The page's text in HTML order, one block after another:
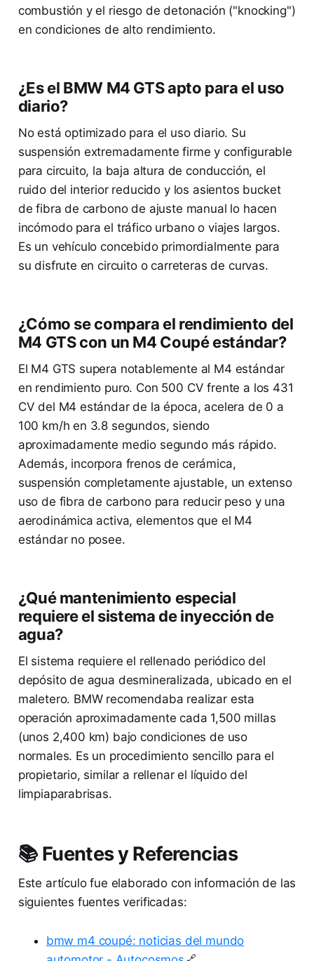
combustión y el riesgo de detonación ("knocking")
en condiciones de alto rendimiento.
¿Es el BMW M4 GTS apto para el uso
diario?
No está optimizado para el uso diario. Su
suspensión extremadamente firme y configurable
para circuito, la baja altura de conducción, el
ruido del interior reducido y los asientos bucket
de fibra de carbono de ajuste manual lo hacen
incómodo para el tráfico urbano o viajes largos.
Es un vehículo concebido primordialmente para
su disfrute en circuito o carreteras de curvas.
¿Cómo se compara el rendimiento del
M4 GTS con un M4 Coupé estándar?
El M4 GTS supera notablemente al M4 estándar
en rendimiento puro. Con 500 CV frente a los 431
CV del M4 estándar de la época, acelera de 0 a
100 km/h en 3.8 segundos, siendo
aproximadamente medio segundo más rápido.
Además, incorpora frenos de cerámica,
suspensión completamente ajustable, un extenso
uso de fibra de carbono para reducir peso y una
aerodinámica activa, elementos que el M4
estándar no posee.
¿Qué mantenimiento especial
requiere el sistema de inyección de
agua?
El sistema requiere el rellenado periódico del
depósito de agua desmineralizada, ubicado en el
maletero. BMW recomendaba realizar esta
operación aproximadamente cada 1,500 millas
(unos 2,400 km) bajo condiciones de uso
normales. Es un procedimiento sencillo para el
propietario, similar a rellenar el líquido del
limpiaparabrisas.
📚 Fuentes y Referencias
Este artículo fue elaborado con información de las
siguientes fuentes verificadas:
bmw m4 coupé: noticias del mundo